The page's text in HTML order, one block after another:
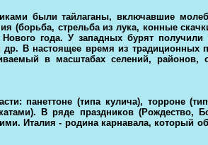
были тайлаганы, включавшие
(борьба, стрельба из лука, конные
года. У западных бурят получили
В настоящее время из традиционных
в масштабах селений, районов,
панеттоне (типа кулича), торроне
В ряде праздников (Рождество,
Италия - родина карнавала, который